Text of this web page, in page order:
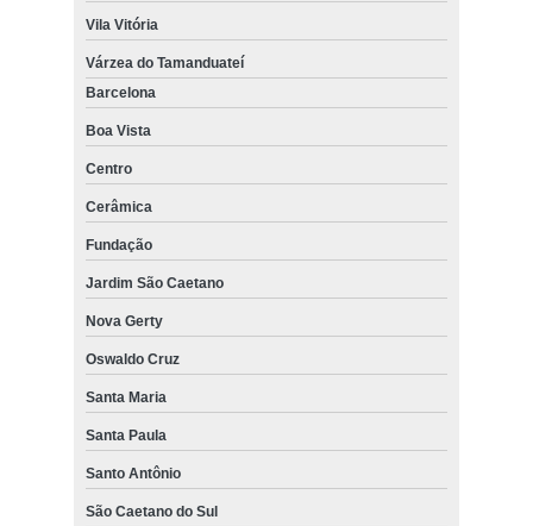
Vila Vitória
Várzea do Tamanduateí
Barcelona
Boa Vista
Centro
Cerâmica
Fundação
Jardim São Caetano
Nova Gerty
Oswaldo Cruz
Santa Maria
Santa Paula
Santo Antônio
São Caetano do Sul